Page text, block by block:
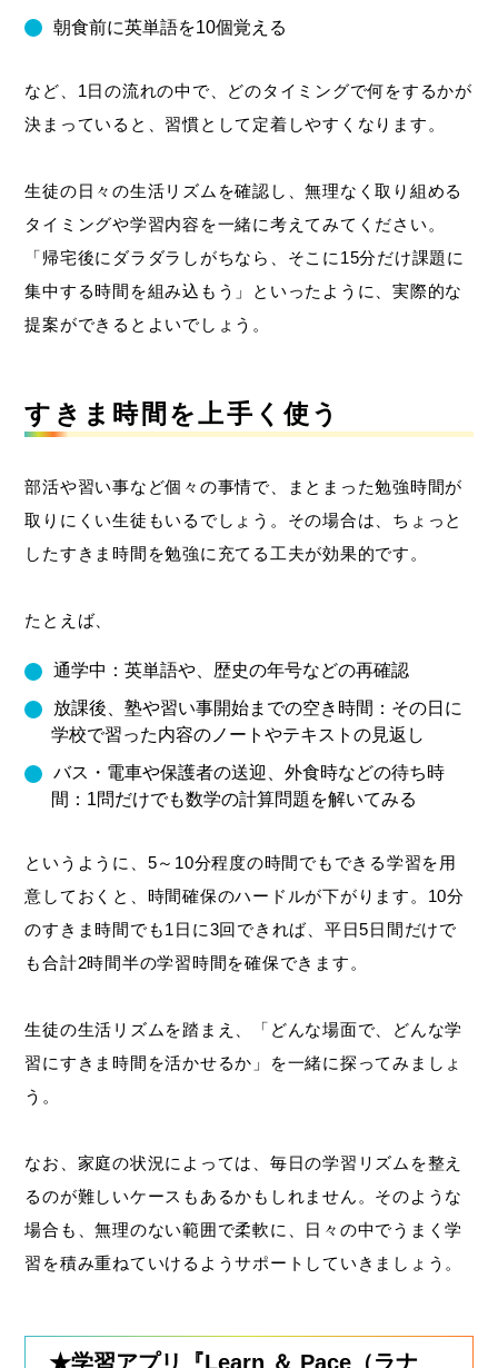
朝食前に英単語を10個覚える
など、1日の流れの中で、どのタイミングで何をするかが
決まっていると、習慣として定着しやすくなります。
生徒の日々の生活リズムを確認し、無理なく取り組める
タイミングや学習内容を一緒に考えてみてください。
「帰宅後にダラダラしがちなら、そこに15分だけ課題に
集中する時間を組み込もう」といったように、実際的な
提案ができるとよいでしょう。
すきま時間を上手く使う
部活や習い事など個々の事情で、まとまった勉強時間が
取りにくい生徒もいるでしょう。その場合は、ちょっと
したすきま時間を勉強に充てる工夫が効果的です。
たとえば、
通学中：英単語や、歴史の年号などの再確認
放課後、塾や習い事開始までの空き時間：その日に
学校で習った内容のノートやテキストの見返し
バス・電車や保護者の送迎、外食時などの待ち時
間：1問だけでも数学の計算問題を解いてみる
というように、5～10分程度の時間でもできる学習を用
意しておくと、時間確保のハードルが下がります。10分
のすきま時間でも1日に3回できれば、平日5日間だけで
も合計2時間半の学習時間を確保できます。
生徒の生活リズムを踏まえ、「どんな場面で、どんな学
習にすきま時間を活かせるか」を一緒に探ってみましょ
う。
なお、家庭の状況によっては、毎日の学習リズムを整え
るのが難しいケースもあるかもしれません。そのような
場合も、無理のない範囲で柔軟に、日々の中でうまく学
習を積み重ねていけるようサポートしていきましょう。
★学習アプリ『Learn ＆ Pace（ラナ